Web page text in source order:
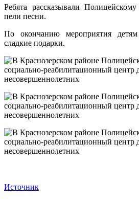
Ребята рассказывали
пели песни.
По окончанию мероприятия
сладкие подарки.
Источник